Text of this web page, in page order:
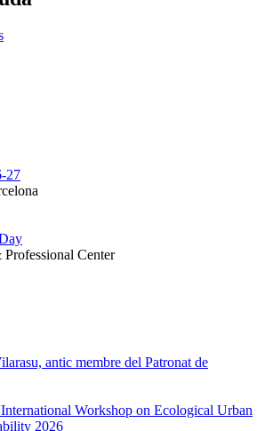
27
Center
antic membre del Patronat de
Workshop on Ecological Urban
2026